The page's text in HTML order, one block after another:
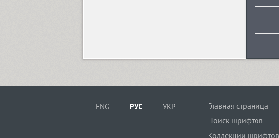
ENG РУС УКР
Главная страница
Поиск шрифтов
Коллекции шрифтов